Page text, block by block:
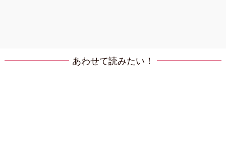
あわせて読みたい！